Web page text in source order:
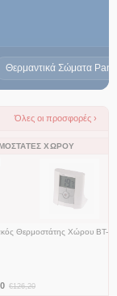
Θερμαντικά Σώματα
Όλες οι προσφορές ›
ΧΏΡΟΥ
Θερμοστάτης Χώρου BT-D
€126,20